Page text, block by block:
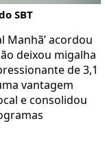
SBT
Manhã’ acordou
deixou migalha
de 3,1
vantagem
e consolidou